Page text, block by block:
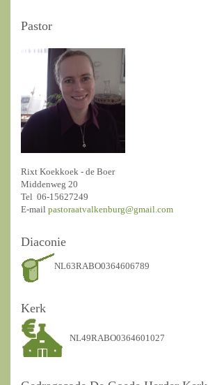
Pastor
Rixt Koekkoek - de Boer
Middenweg 20
Tel 06-15627249
E-mail pastoraatvalkenburg@gmail.com
Diaconie
NL63RABO0364606789
Kerk
NL49RABO0364601027